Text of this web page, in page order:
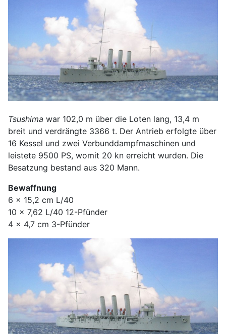
Tsushima war 102,0 m über die Loten lang, 13,4 m
breit und verdrängte 3366 t. Der Antrieb erfolgte über
16 Kessel und zwei Verbunddampfmaschinen und
leistete 9500 PS, womit 20 kn erreicht wurden. Die
Besatzung bestand aus 320 Mann.
Bewaffnung
6 x 15,2 cm L/40
10 x 7,62 L/40 12-Pfünder
4 x 4,7 cm 3-Pfünder